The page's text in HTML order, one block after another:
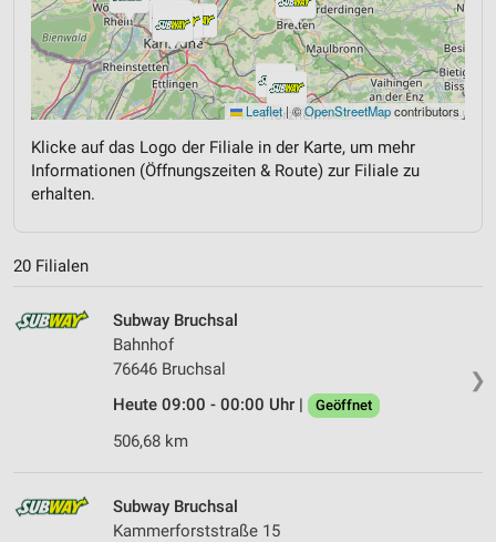
Leaflet |©OpenStreetMapcontributors
Klicke auf das Logo der Filiale in der Karte, um mehr
Informationen (Öffnungszeiten & Route) zur Filiale zu
erhalten.
20 Filialen
❯
Subway Bruchsal
Bahnhof
76646 Bruchsal
Heute 09:00 - 00:00 Uhr |
Geöffnet
506,68 km
Subway Bruchsal
Kammerforststraße 15